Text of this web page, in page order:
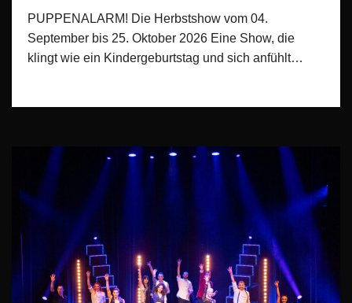
PUPPENALARM! Die Herbstshow vom 04.
September bis 25. Oktober 2026 Eine Show, die
klingt wie ein Kindergeburtstag und sich anfühlt…